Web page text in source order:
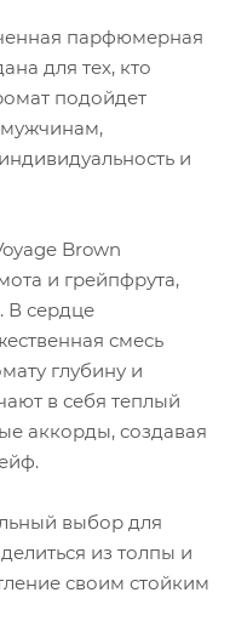
парфюмерная
для тех, кто
подойдет
и
Brown
и грейпфрута,
В сердце
смесь
глубину и
в себя теплый
аккорды, создавая
выбор для
из толпы и
своим стойким